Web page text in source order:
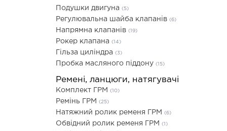
Подушки двигуна (5)
Регулювальна шайба клапанів (6)
Напрямна клапанів (19)
Рокер клапана (14)
Гільза циліндра (3)
Пробка масляного піддону (15)
Ремені, ланцюги, натягувачі
Комплект ГРМ (10)
Ремінь ГРМ (25)
Натяжний ролик ременя ГРМ (6)
Обвідний ролик ременя ГРМ (1)